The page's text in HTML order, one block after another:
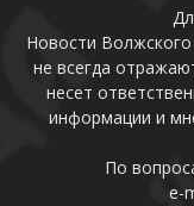
Новости
не всегда
несет
информации и
По
e-